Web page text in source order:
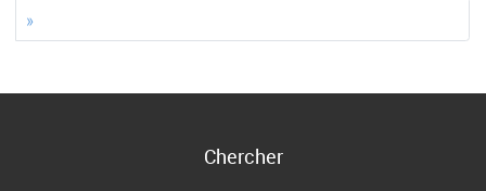
»
Chercher